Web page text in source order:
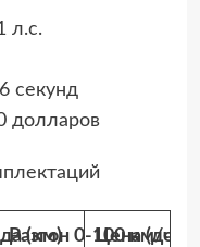
л.с.
секунд
долларов
(км)
Разгон 0-100 км/ч
Цена